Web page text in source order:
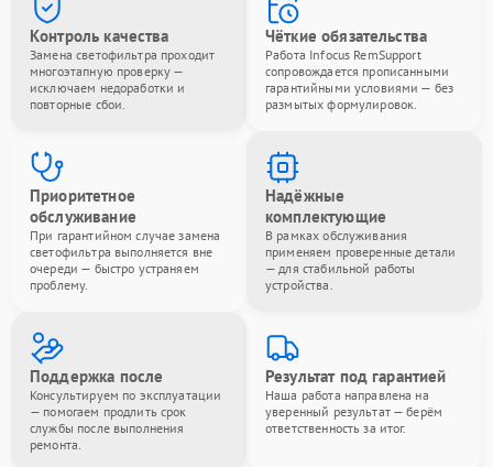
Контроль качества
Замена светофильтра проходит
многоэтапную проверку —
исключаем недоработки и
повторные сбои.
Чёткие обязательства
Работа Infocus RemSupport
сопровождается прописанными
гарантийными условиями — без
размытых формулировок.
Приоритетное
обслуживание
При гарантийном случае замена
светофильтра выполняется вне
очереди — быстро устраняем
проблему.
Надёжные
комплектующие
В рамках обслуживания
применяем проверенные детали
— для стабильной работы
устройства.
Поддержка после
Консультируем по эксплуатации
— помогаем продлить срок
службы после выполнения
ремонта.
Результат под гарантией
Наша работа направлена на
уверенный результат — берём
ответственность за итог.